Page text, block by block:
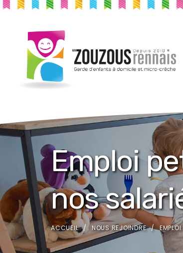
Emploi
nos
ACCUEIL NOUS REJOINDRE